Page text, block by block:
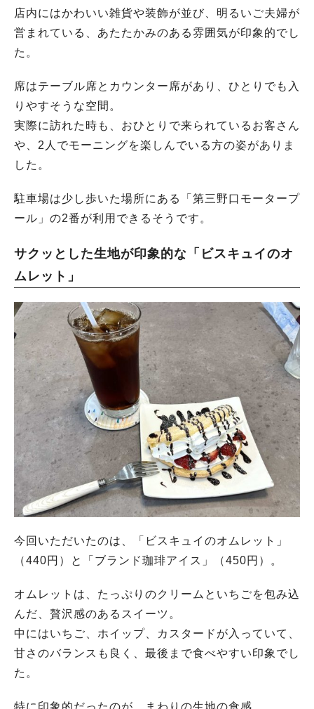
店内にはかわいい雑貨や装飾が並び、明るいご夫婦が
営まれている、あたたかみのある雰囲気が印象的でし
た。
席はテーブル席とカウンター席があり、ひとりでも入
りやすそうな空間。
実際に訪れた時も、おひとりで来られているお客さん
や、2人でモーニングを楽しんでいる方の姿がありま
した。
駐車場は少し歩いた場所にある「第三野口モータープ
ール」の2番が利用できるそうです。
サクッとした生地が印象的な「ビスキュイのオ
ムレット」
今回いただいたのは、「ビスキュイのオムレット」
（440円）と「ブランド珈琲アイス」（450円）。
オムレットは、たっぷりのクリームといちごを包み込
んだ、贅沢感のあるスイーツ。
中にはいちご、ホイップ、カスタードが入っていて、
甘さのバランスも良く、最後まで食べやすい印象でし
た。
特に印象的だったのが、まわりの生地の食感。